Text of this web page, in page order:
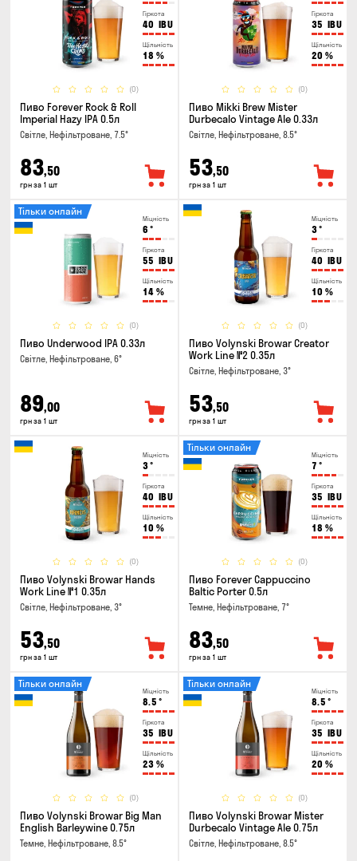
Гіркота
40 IBU
Щільність
18 %
(0)
Пиво Forever Rock & Roll
Imperial Hazy IPA 0.5л
Світле, Нефільтроване, 7.5°
83,50
грн за 1 шт
Гіркота
35 IBU
Щільність
20 %
(0)
Пиво Mikki Brew Mister
Durbecalo Vintage Ale 0.33л
Світле, Нефільтроване, 8.5°
53,50
грн за 1 шт
Міцність
6 °
Гіркота
55 IBU
Щільність
14 %
(0)
Тільки онлайн
Пиво Underwood IPA 0.33л
Світле, Нефільтроване, 6°
89,00
грн за 1 шт
Міцність
3°
Гіркота
40 IBU
Щільність
10 %
(0)
Пиво Volynski Browar Creator
Work Line №2 0.35л
Світле, Нефільтроване, 3°
53,50
грн за 1 шт
Міцність
3°
Гіркота
40 IBU
Щільність
10 %
(0)
Пиво Volynski Browar Hands
Work Line №1 0.35л
Світле, Нефільтроване, 3°
53,50
грн за 1 шт
Міцність
7 °
Гіркота
35 IBU
Щільність
18 %
(0)
Тільки онлайн
Пиво Forever Cappuccino
Baltic Porter 0.5л
Темне, Нефільтроване, 7°
83,50
грн за 1 шт
Міцність
8.5 °
Гіркота
35 IBU
Щільність
23 %
(0)
Тільки онлайн
Пиво Volynski Browar Big Man
English Barleywine 0.75л
Темне, Нефільтроване, 8.5°
Міцність
8.5 °
Гіркота
35 IBU
Щільність
20 %
(0)
Тільки онлайн
Пиво Volynski Browar Mister
Durbecalo Vintage Ale 0.75л
Світле, Нефільтроване, 8.5°